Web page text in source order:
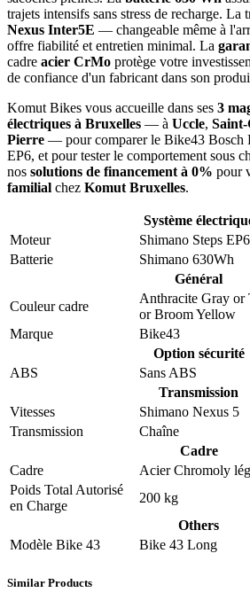
trajets intensifs sans stress de recharge. La
Nexus Inter5E — changeable même à
offre fiabilité et entretien minimal. La
cadre acier CrMo protège votre
de confiance d'un fabricant dans son
Komut Bikes vous accueille dans ses 3
électriques à Bruxelles — à Uccle, Saint-
Pierre — pour comparer le Bike43 Bosch
EP6, et pour tester le comportement sous
nos solutions de financement à 0% pour
familial chez Komut Bruxelles.
Système
Moteur
Shimano Steps
Batterie
Shimano 630Wh
Général
Couleur cadre
Anthracite Gray or
orBroom Yellow
Marque
Bike43
Option sécurité
ABS
Sans ABS
Transmission
Vitesses
Shimano Nexus 5
Transmission
Chaîne
Cadre
Cadre
Acier Chromoly
Poids Total Autorisé
en Charge
200 kg
Others
Modèle Bike 43
Bike 43 Long
Similar Products